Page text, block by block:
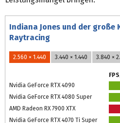
Indiana Jones und der große
Raytracing
2.560 × 1.440 3.440 × 1.440 3.840 ×
Nvidia GeForce RTX 4090
Nvidia GeForce RTX 4080 Super
AMD Radeon RX 7900 XTX
Nvidia GeForce RTX 4070 Ti Super